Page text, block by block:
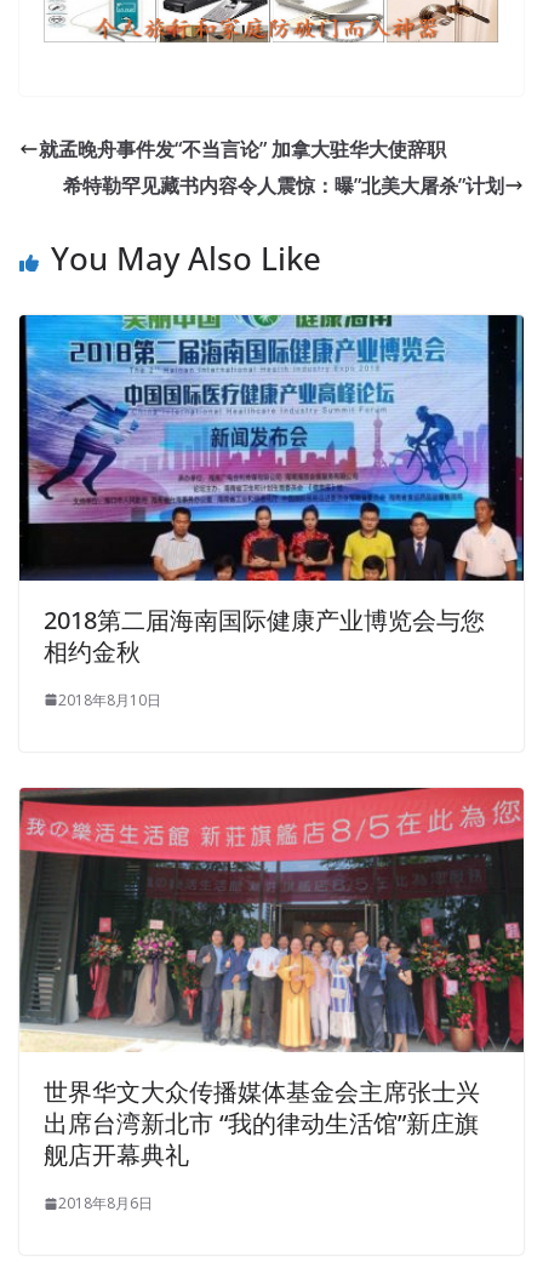
就孟晚舟事件发“不当言论” 加拿大驻华大使辞职
希特勒罕见藏书内容令人震惊：曝”北美大屠杀”计划
You May Also Like
2018第二届海南国际健康产业博览会与您
相约金秋
2018年8月10日
世界华文大众传播媒体基金会主席张士兴
出席台湾新北市 “我的律动生活馆”新庄旗
舰店开幕典礼
2018年8月6日